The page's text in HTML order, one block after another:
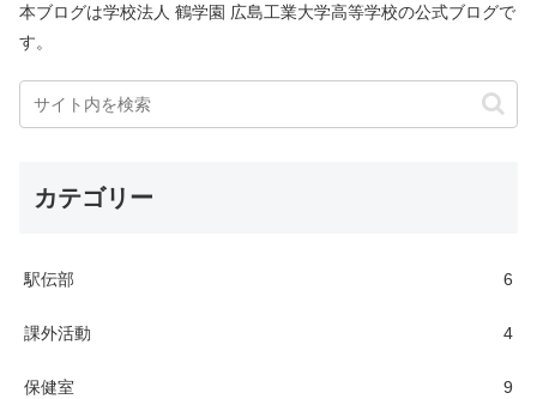
本ブログは学校法人 鶴学園 広島工業大学高等学校の公式ブログで
す。
カテゴリー
駅伝部 6
課外活動 4
保健室 9